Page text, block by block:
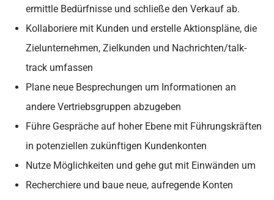
ermittle Bedürfnisse und schließe den Verkauf ab.
Kollaboriere mit Kunden und erstelle Aktionspläne, die
Zielunternehmen, Zielkunden und Nachrichten/talk-
track umfassen
Plane neue Besprechungen um Informationen an
andere Vertriebsgruppen abzugeben
Führe Gespräche auf hoher Ebene mit Führungskräften
in potenziellen zukünftigen Kundenkonten
Nutze Möglichkeiten und gehe gut mit Einwänden um
Recherchiere und baue neue, aufregende Konten